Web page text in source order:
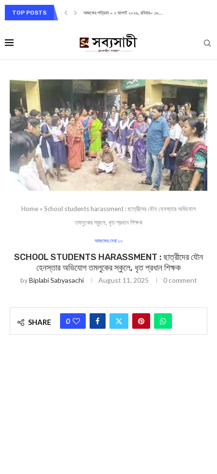
TOP POSTS আজকের পত্রিকা – ২ আগস্ট ২০২৬, রবিবার– ১৬...
Home » School students harassment : ছাত্রীদের যৌন হেনস্তার অভিযোগ
তমলুকের স্কুলে, ধৃত প্রধান শিক্ষক
আজকের সেরা ১০
SCHOOL STUDENTS HARASSMENT : ছাত্রীদের যৌন
হেনস্তার অভিযোগ তমলুকের স্কুলে, ধৃত প্রধান শিক্ষক
byBiplabi Sabyasachi August 11, 2025 0 comment
SHARE 0